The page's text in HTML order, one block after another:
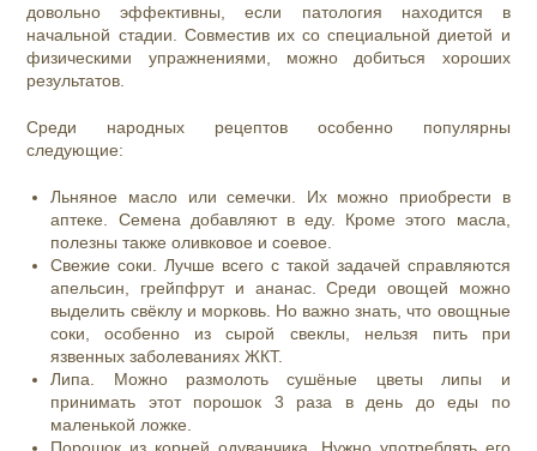
довольно эффективны, если патология находится в
начальной стадии. Совместив их со специальной диетой и
физическими упражнениями, можно добиться хороших
результатов.
Среди народных рецептов особенно популярны
следующие:
Льняное масло или семечки. Их можно приобрести в
аптеке. Семена добавляют в еду. Кроме этого масла,
полезны также оливковое и соевое.
Свежие соки. Лучше всего с такой задачей справляются
апельсин, грейпфрут и ананас. Среди овощей можно
выделить свёклу и морковь. Но важно знать, что овощные
соки, особенно из сырой свеклы, нельзя пить при
язвенных заболеваниях ЖКТ.
Липа. Можно размолоть сушёные цветы липы и
принимать этот порошок 3 раза в день до еды по
маленькой ложке.